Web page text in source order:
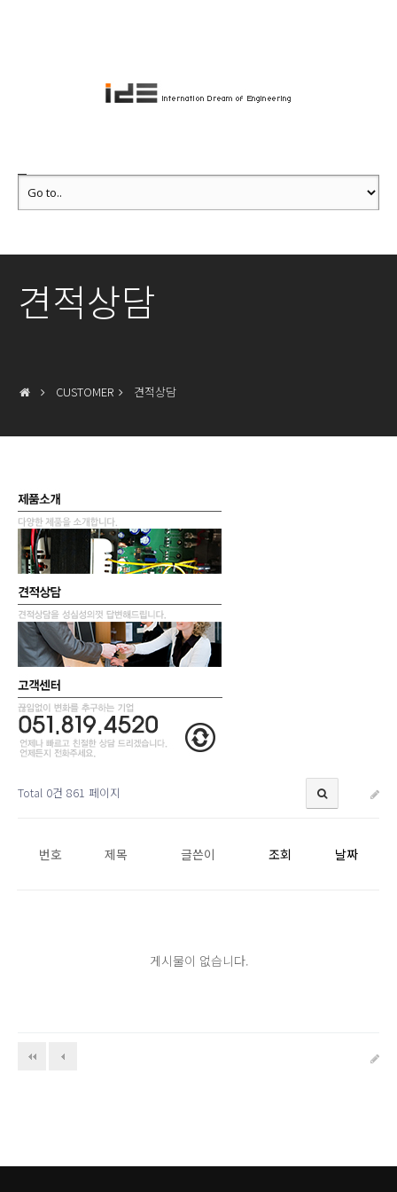
견적상담
CUSTOMER 견적상담
Total 0건 861 페이지
번호 제목 글쓴이 조회 날짜
게시물이 없습니다.